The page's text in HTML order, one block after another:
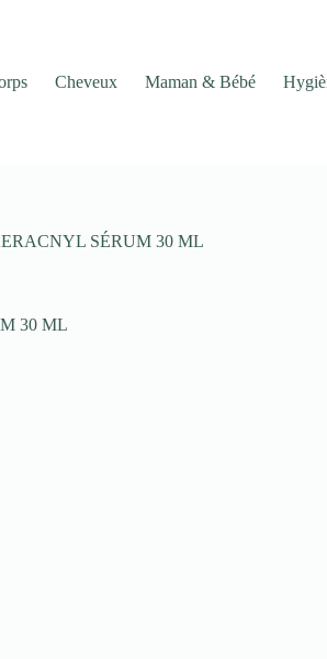
Cheveux Maman & Bébé
SÉRUM 30 ML